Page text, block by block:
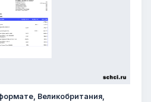
Великобритания,